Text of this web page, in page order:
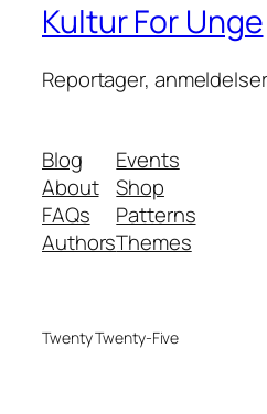
Kultur For Unge
Reportager,
Blog
About
FAQs
Authors
Events
Shop
Patterns
Themes
Twenty Twenty-Five